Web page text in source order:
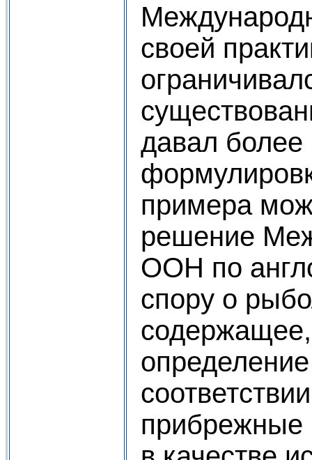
своей
давал более
примера
решение
ООН по
спору о
содержащее,
прибрежные